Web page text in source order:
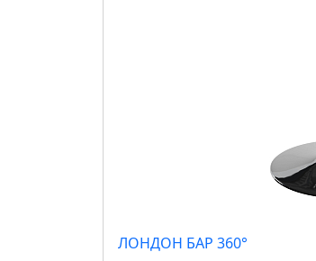
ЛОНДОН БАР 360°